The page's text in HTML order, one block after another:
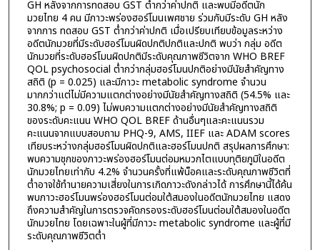
GH หลังจากการทดสอบ GST ต่ำกว่าค่าปกติ และพบมีอดีตนัก
มวยไทย 4 คน มีภาวะพร่องฮอร์โมนเพศชาย ร่วมกับมีระดับ GH หลัง
จากการ ทดสอบ GST ต่ำกว่าค่าปกติ เมื่อเปรียบเทียบข้อมูลระหว่าง
อดีตนักมวยที่มีระดับฮอร์โมนผิดปกติปกติและปกติ พบว่า กลุ่ม อดีต
นักมวยที่ระดับฮอร์โมนผิดปกติมีระดับคุณภาพชีวิตจาก WHO BREF
QOL psychosocial ต่ำกว่ากลุ่มฮอร์โมนปกติอย่างมีนัยสำคัญทาง
สถิติ (p = 0.025) และมีภาวะ metabolic syndrome จำนวน
มากกว่าแต่ไม่มีความแตกต่างอย่างมีนัยสำคัญทางสถิติ (54.5% และ
30.8%; p = 0.09) ไม่พบความแตกต่างอย่างมีนัยสำคัญทางสถิติ
ของระดับคะแนน WHO QOL BREF ด้านอื่นๆและคะแนนรวม
คะแนนจากแบบสอบถาม PHQ-9, AMS, IIEF และ ADAM scores
เทียบระหว่างกลุ่มฮอร์โมนผิดปกติและฮอร์โมนปกติ สรุปผลการศึกษา:
พบความชุกของภาวะพร่องฮอร์โมนต่อมหมวกไตแบบทุติยภูมิในอดีต
นักมวยไทยเท่ากับ 4.2% จำนวนครั้งที่แพ้น็อคและระดับคุณภาพชีวิตที่
ต่ำอาจใช้ทำนายความเสี่ยงในการเกิดภาวะดังกล่าวได้ การศึกษานี้ได้ค้น
พบภาวะฮอร์โมนพร่องฮอร์โมนต่อมใต้สมองในอดีตนักมวยไทย แสดง
ถึงความสำคัญในการตรวจคัดกรองระดับฮอร์โมนต่อมใต้สมองในอดีต
นักมวยไทย โดยเฉพาะในผู้ที่มีภาวะ metabolic syndrome และผู้ที่มี
ระดับคุณภาพชีวิตต่ำ